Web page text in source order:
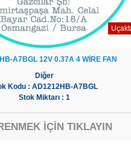
A7BGL 12V 0.37A 4 WİRE FAN
Diğer
Kodu : AD1212HB-A7BGL
Stok Miktarı : 1
İÇİN TIKLAYIN